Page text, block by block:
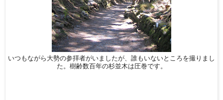
いつもながら大勢の参拝者がいましたが、誰もいないところを撮りまし
た。樹齢数百年の杉並木は圧巻です。